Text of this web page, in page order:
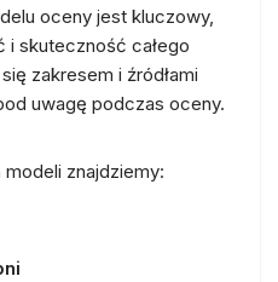
oceny jest kluczowy,
skuteczność całego
zakresem i źródłami
uwagę podczas oceny.
znajdziemy: